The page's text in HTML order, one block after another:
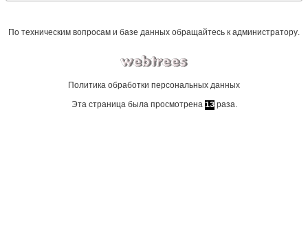
По техническим вопросам и базе данных обращайтесь к администратору.
Политика обработки персональных данных
Эта страница была просмотрена 13раза.